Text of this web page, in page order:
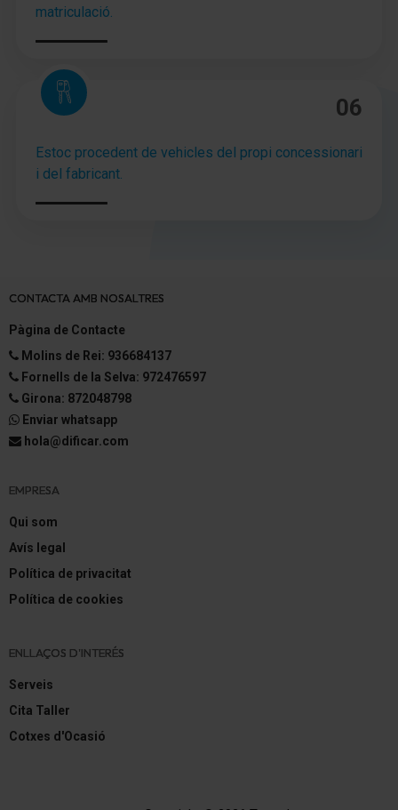
matriculació.
06
Estoc procedent de vehicles del propi concessionari
i del fabricant.
CONTACTA AMB NOSALTRES
Pàgina de Contacte
Molins de Rei: 936684137
Fornells de la Selva: 972476597
Girona: 872048798
Enviar whatsapp
hola@dificar.com
EMPRESA
Qui som
Avís legal
Política de privacitat
Política de cookies
ENLLAÇOS D'INTERÉS
Serveis
Cita Taller
Cotxes d'Ocasió